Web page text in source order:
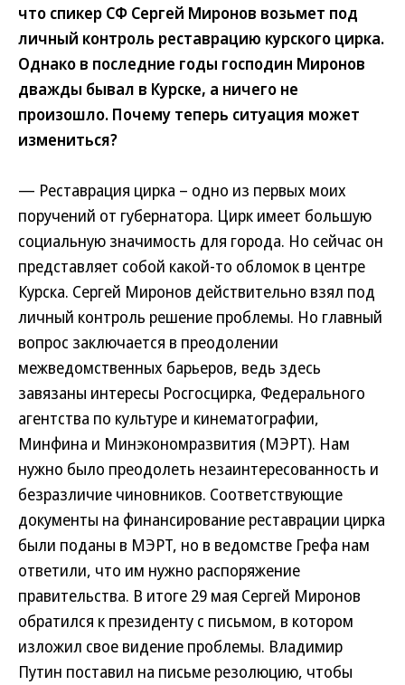
что спикер СФ Сергей Миронов возьмет под
личный контроль реставрацию курского цирка.
Однако в последние годы господин Миронов
дважды бывал в Курске, а ничего не
произошло. Почему теперь ситуация может
измениться?
— Реставрация цирка – одно из первых моих
поручений от губернатора. Цирк имеет большую
социальную значимость для города. Но сейчас он
представляет собой какой-то обломок в центре
Курска. Сергей Миронов действительно взял под
личный контроль решение проблемы. Но главный
вопрос заключается в преодолении
межведомственных барьеров, ведь здесь
завязаны интересы Росгосцирка, Федерального
агентства по культуре и кинематографии,
Минфина и Минэкономразвития (МЭРТ). Нам
нужно было преодолеть незаинтересованность и
безразличие чиновников. Соответствующие
документы на финансирование реставрации цирка
были поданы в МЭРТ, но в ведомстве Грефа нам
ответили, что им нужно распоряжение
правительства. В итоге 29 мая Сергей Миронов
обратился к президенту с письмом, в котором
изложил свое видение проблемы. Владимир
Путин поставил на письме резолюцию, чтобы